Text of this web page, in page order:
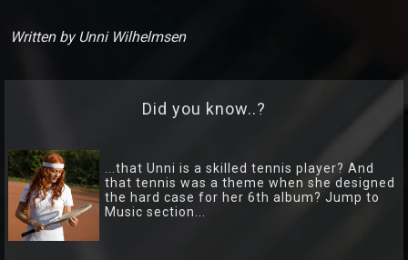
Written by Unni Wilhelmsen
Did you know..?
...that Unni is a skilled tennis player? And
that tennis was a theme when she designed
the hard case for her 6th album? Jump to
Music section...